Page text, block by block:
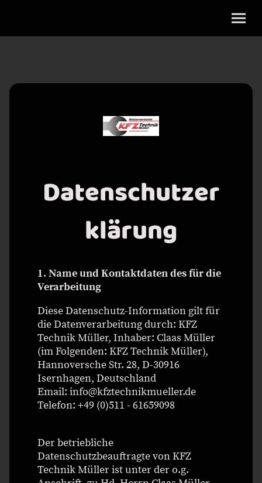
Datenschutzer
klärung
1. Name und Kontaktdaten des für die
Verarbeitung
Diese Datenschutz-Information gilt für
die Datenverarbeitung durch: KFZ
Technik Müller, Inhaber: Claas Müller
(im Folgenden: KFZ Technik Müller),
Hannoversche Str. 28, D-30916
Isernhagen, Deutschland
Email: info@kfztechnikmueller.de
Telefon: +49 (0)511 - 61659098
Der betriebliche
Datenschutzbeauftragte von KFZ
Technik Müller ist unter der o.g.